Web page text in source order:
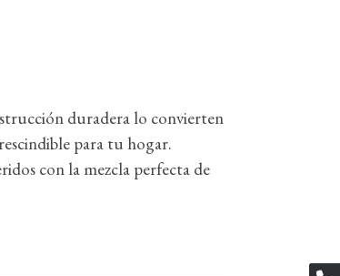
duradera lo convierten
para tu hogar.
con la mezcla perfecta de